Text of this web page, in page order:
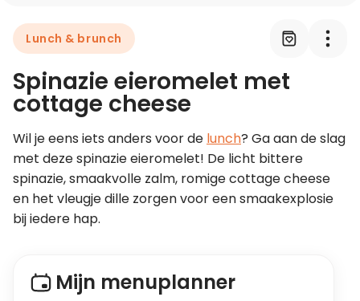
Leer koken als een chef
Kooktips & blogs
Lunch & brunch
Spinazie eieromelet met
cottage cheese
Wil je eens iets anders voor de lunch? Ga aan de slag
met deze spinazie eieromelet! De licht bittere
spinazie, smaakvolle zalm, romige cottage cheese
en het vleugje dille zorgen voor een smaakexplosie
bij iedere hap.
Mijn menuplanner